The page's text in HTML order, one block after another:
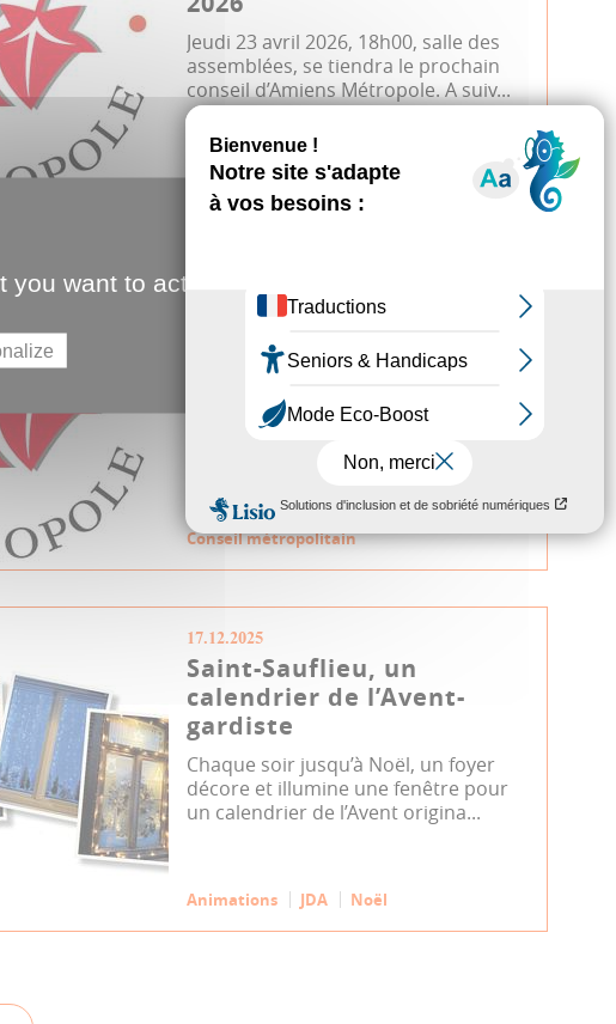
Jeudi 23 avril 2026, 18h00, salle des
assemblées, se tiendra le prochain
conseil d’Amiens Métropole. A suiv...
Conseil métropolitain
Conseil d'Amiens
Jeudi 12 février 2026, 18h00, salle des
assemblées, se tiendra le prochain
conseil d’Amiens Métropole. A su...
Conseil métropolitain
17.12.2025
Saint-Sauflieu, un
calendrier de l’Avent-
gardiste
Chaque soir jusqu’à Noël, un foyer
décore et illumine une fenêtre pour
un calendrier de l’Avent origina...
Animations JDA Noël
want to activate